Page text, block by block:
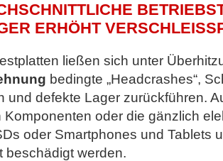
ERHÖHT
ließen sich unter
bedingte „Headcrashes“,
und defekte Lager zurückführen.
Komponenten oder die gänzlich
oder Smartphones und Tablets
beschädigt werden.